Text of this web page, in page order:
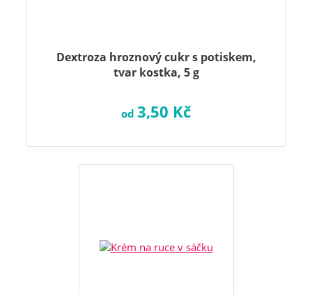
Dextroza hroznový cukr s potiskem,
tvar kostka, 5 g
od 3,50 Kč